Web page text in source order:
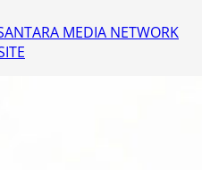
MEDIA NETWORK